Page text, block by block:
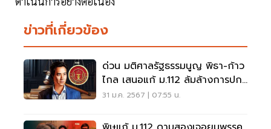
ข่าวที่เกี่ยวข้อง
ด่วน มติศาลรัฐธรรมนูญ พิธา-ก้าว
ไกล เสนอแก้ ม.112 ล้มล้างการปก
ครองฯ
31 ม.ค. 2567 | 07:55 น.